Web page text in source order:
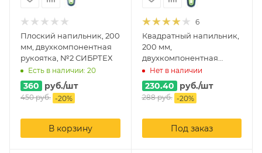
Плоский напильник, 200
мм, двухкомпонентная
рукоятка, №2 СИБРТЕХ
Есть в наличии: 20
360 руб./шт
450руб. -20%
В корзину
6
Квадратный напильник,
200 мм,
двухкомпонентная
рукоятка, №2 СИБРТЕХ
Нет в наличии
230.40 руб./шт
288руб. -20%
Под заказ